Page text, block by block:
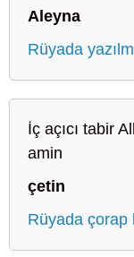
Aleyna
Rüyada
İç açıcı tabir
amin
çetin
Rüyada çorap